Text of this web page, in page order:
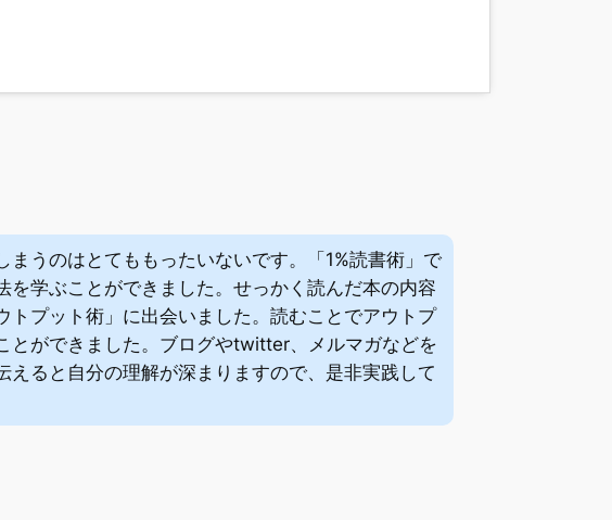
うのはとてももったいないです。「1%読書術」で
学ぶことができました。せっかく読んだ本の内容
プット術」に出会いました。読むことでアウトプ
とができました。ブログやtwitter、メルマガなどを
ると自分の理解が深まりますので、是非実践して